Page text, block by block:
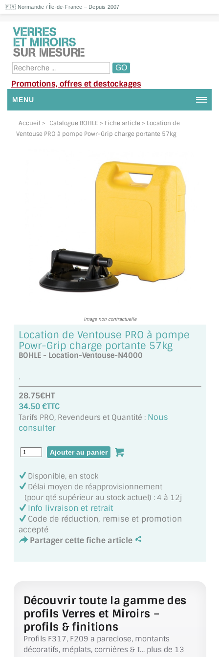
🇫🇷 Normandie / Île-de-France – Depuis 2007
Promotions, offres et destockages
MENU
NOUS CONTACTER
GUIDE : CHOIX PAR UTILISATION
INSPIRATIONS ET NOUVEAUTÉS
AMBIANCE LAITON BROSSÉ
MIROIR SUR MESURE
MIROIR VIEILLI
MIROIR DÉCORATIF DE COULEUR
LOTS DE MIROIRS EN MOZAÏQUE
MIROIR POUR PORTE
MIROIR DE SALLE DE BAIN
MIROIR POUR SALLE DE SPORT
MIROIR POUR SALLE DE DANSE
MIROIR ENCADRÉ
VERRE EXTRACLAIR
VERRE TREMPÉ (SÉCURIT)
PAROI DE DOUCHE
Accueil > Catalogue BOHLE > Fiche article > Location de
Ventouse PRO à pompe Powr-Grip charge portante 57kg
Image non contractuelle
Location de Ventouse PRO à pompe
Powr-Grip charge portante 57kg
BOHLE - Location-Ventouse-N4000
.
28.75€HT
34.50 €TTC
Tarifs PRO, Revendeurs et Quantité : Nous
consulter
Disponible, en stock
Délai moyen de réapprovisionnement
(pour qté supérieur au stock actuel) : 4 à 12j
Info livraison et retrait
Code de réduction, remise et promotion
accepté
Partager cette fiche article
Découvrir toute la gamme des
profils Verres et Miroirs –
profils & finitions
Profils F317, F209 a pareclose, montants
décoratifs, méplats, cornières & T… plus de 13